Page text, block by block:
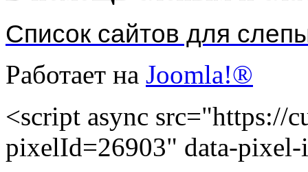
Список сайтов для
Работает на Joomla!®
<script async src="https://
pixelId=26903" data-